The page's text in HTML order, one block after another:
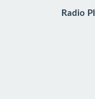
Radio